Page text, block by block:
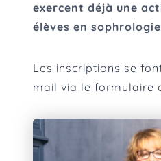
exercent déjà une
élèves en sophrologie
Les inscriptions se
mail via le formulaire